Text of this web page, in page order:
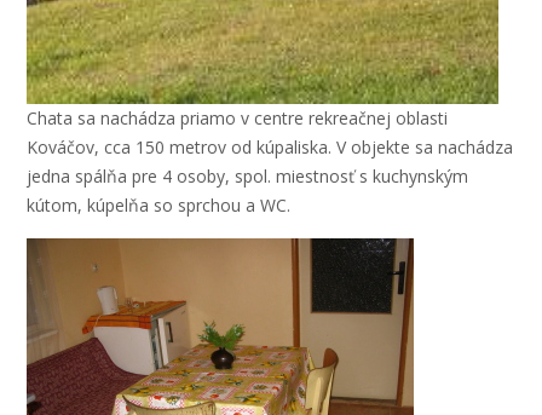
Chata sa nachádza priamo v centre rekreačnej oblasti
Kováčov, cca 150 metrov od kúpaliska. V objekte sa nachádza
jedna spálňa pre 4 osoby, spol. miestnosť s kuchynským
kútom, kúpelňa so sprchou a WC.